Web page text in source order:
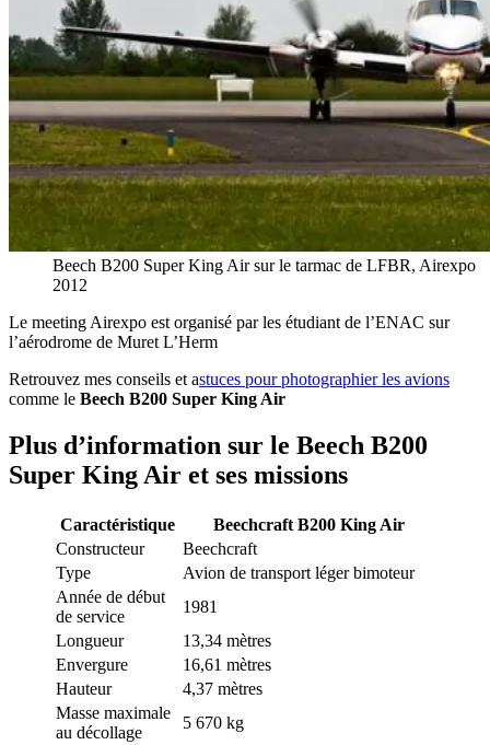
Beech B200 Super King Air sur le tarmac de LFBR, Airexpo
2012
Le meeting Airexpo est organisé par les étudiant de l’ENAC sur
l’aérodrome de Muret L’Herm
Retrouvez mes conseils et astuces pour photographier les avions
comme le Beech B200 Super King Air
Plus d’information sur le Beech B200
Super King Air et ses missions
Caractéristique
Beechcraft B200 King Air
Constructeur
Beechcraft
Type
Avion de transport léger bimoteur
Année de début
de service
1981
Longueur
13,34 mètres
Envergure
16,61 mètres
Hauteur
4,37 mètres
Masse maximale
au décollage
5 670 kg